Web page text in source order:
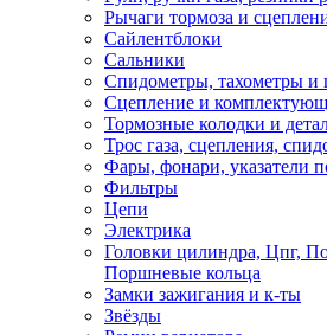
Рычаги тормоза и
Сайлентблоки
Сальники
Спидометры, тахометры и
Сцепление и
Тормозные колодки и
Трос газа, сцепления,
Фары, фонари, указатели
Фильтры
Цепи
Электрика
Головки цилиндра, Цпг,
Поршневые кольца
Замки зажигания и к-ты
Звёзды